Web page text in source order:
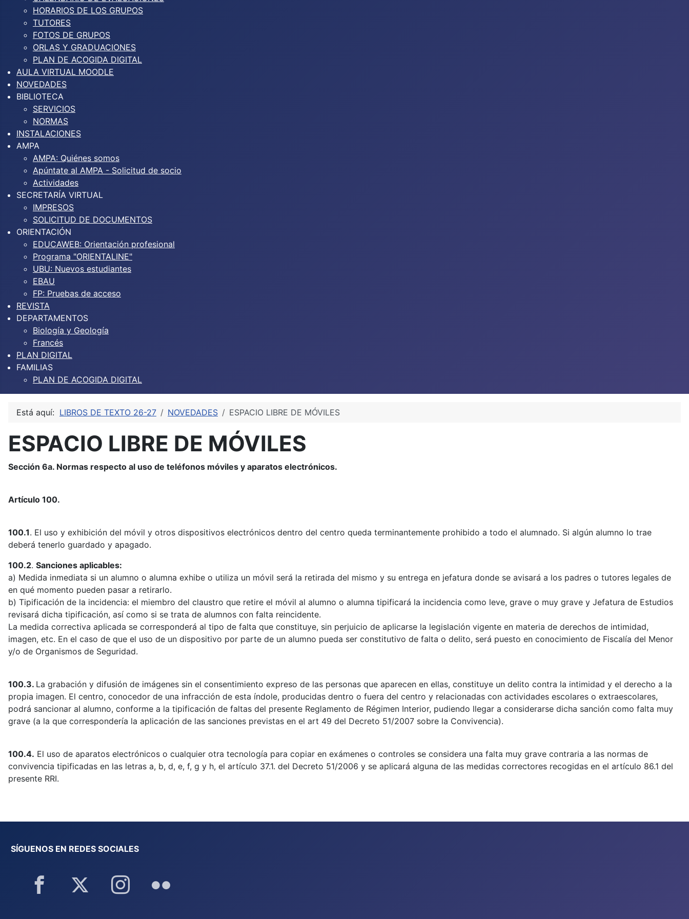
HORARIOS DE LOS GRUPOS
TUTORES
FOTOS DE GRUPOS
ORLAS Y GRADUACIONES
PLAN DE ACOGIDA DIGITAL
AULA VIRTUAL MOODLE
NOVEDADES
BIBLIOTECA
SERVICIOS
NORMAS
INSTALACIONES
AMPA
AMPA: Quiénes somos
Apúntate al AMPA - Solicitud de socio
Actividades
SECRETARÍA VIRTUAL
IMPRESOS
SOLICITUD DE DOCUMENTOS
ORIENTACIÓN
EDUCAWEB: Orientación profesional
Programa "ORIENTALINE"
UBU: Nuevos estudiantes
EBAU
FP: Pruebas de acceso
REVISTA
DEPARTAMENTOS
Biología y Geología
Francés
PLAN DIGITAL
FAMILIAS
PLAN DE ACOGIDA DIGITAL
Está aquí: LIBROS DE TEXTO 26-27 NOVEDADES ESPACIO LIBRE DE MÓVILES
ESPACIO LIBRE DE MÓVILES
Sección 6a. Normas respecto al uso de teléfonos móviles y aparatos electrónicos.
Artículo 100.
100.1. El uso y exhibición del móvil y otros dispositivos electrónicos dentro del centro queda terminantemente prohibido a todo el alumnado. Si algún alumno lo trae
deberá tenerlo guardado y apagado.
100.2. Sanciones aplicables:
a) Medida inmediata si un alumno o alumna exhibe o utiliza un móvil será la retirada del mismo y su entrega en jefatura donde se avisará a los padres o tutores legales de
en qué momento pueden pasar a retirarlo.
b) Tipificación de la incidencia: el miembro del claustro que retire el móvil al alumno o alumna tipificará la incidencia como leve, grave o muy grave y Jefatura de Estudios
revisará dicha tipificación, así como si se trata de alumnos con falta reincidente.
La medida correctiva aplicada se corresponderá al tipo de falta que constituye, sin perjuicio de aplicarse la legislación vigente en materia de derechos de intimidad,
imagen, etc. En el caso de que el uso de un dispositivo por parte de un alumno pueda ser constitutivo de falta o delito, será puesto en conocimiento de Fiscalía del Menor
y/o de Organismos de Seguridad.
100.3. La grabación y difusión de imágenes sin el consentimiento expreso de las personas que aparecen en ellas, constituye un delito contra la intimidad y el derecho a la
propia imagen. El centro, conocedor de una infracción de esta índole, producidas dentro o fuera del centro y relacionadas con actividades escolares o extraescolares,
podrá sancionar al alumno, conforme a la tipificación de faltas del presente Reglamento de Régimen Interior, pudiendo llegar a considerarse dicha sanción como falta muy
grave (a la que correspondería la aplicación de las sanciones previstas en el art 49 del Decreto 51/2007 sobre la Convivencia).
100.4. El uso de aparatos electrónicos o cualquier otra tecnología para copiar en exámenes o controles se considera una falta muy grave contraria a las normas de
convivencia tipificadas en las letras a, b, d, e, f, g y h, el artículo 37.1. del Decreto 51/2006 y se aplicará alguna de las medidas correctores recogidas en el artículo 86.1 del
presente RRI.
SÍGUENOS EN REDES SOCIALES